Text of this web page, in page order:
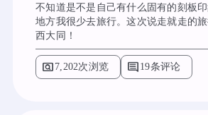
不知道是不是自己有什么固有的刻板
地方我很少去旅行。这次说走就走的
西大同！
pageview 7,202次浏览 comment 19条评论